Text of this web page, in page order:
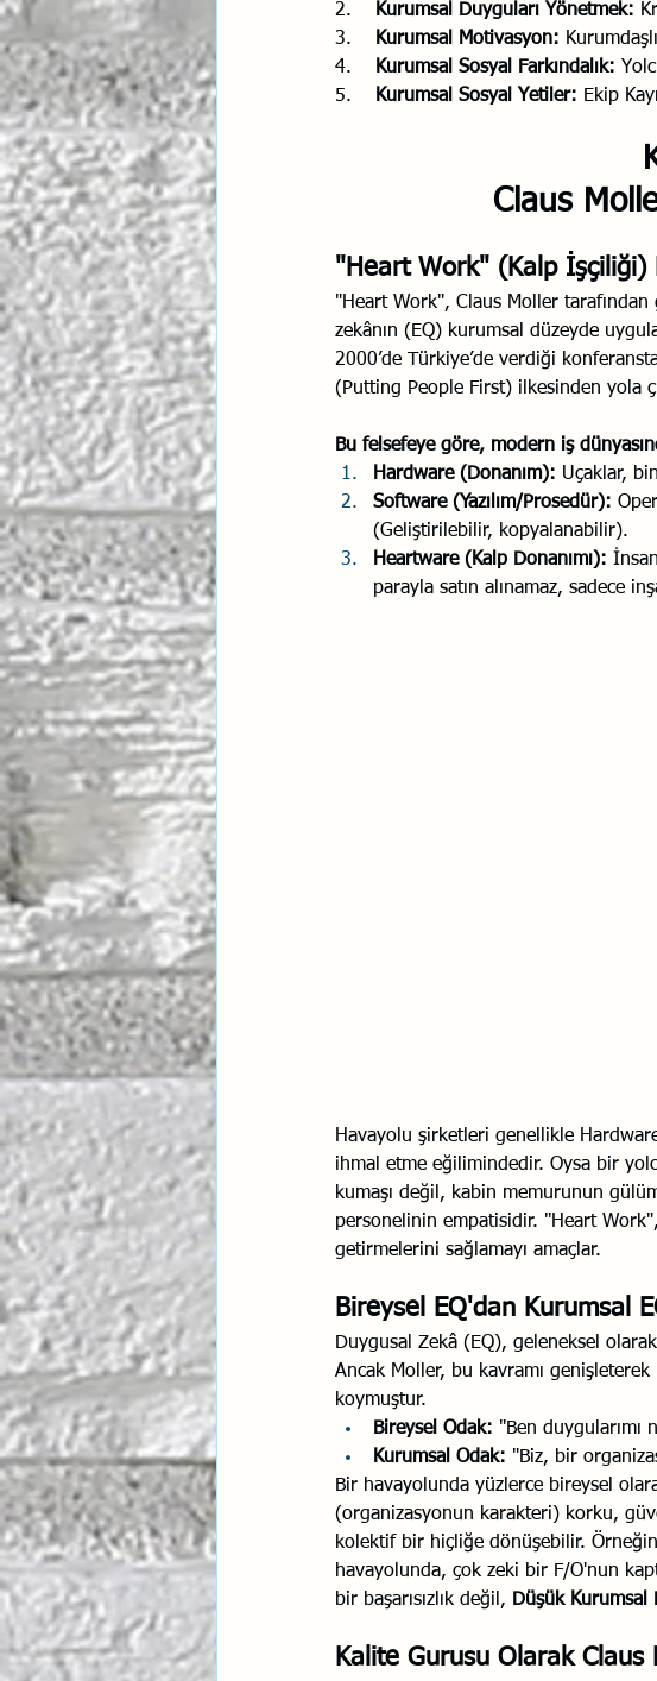
2.
Kurumsal Duyguları Yönetmek:
3.
Kurumsal Motivasyon:
4.
Kurumsal Sosyal Farkındalık:
5.
Kurumsal Sosyal Yetiler: Ekip
Claus
"Heart Work" (Kalp İşçiliği)
"Heart Work", Claus Moller
zekânın (EQ) kurumsal düzeyde
2000’de Türkiye’de verdiği
(Putting People First) ilkesinden yola
Bu felsefeye göre, modern iş
Hardware (Donanım): Uçaklar,
Software (Yazılım/Prosedür):
(Geliştirilebilir, kopyalanabilir).
Heartware (Kalp Donanımı):
parayla satın alınamaz, sadece
Havayolu şirketleri genellikle
ihmal etme eğilimindedir. Oysa bir
kumaşı değil, kabin memurunun
personelinin empatisidir. "Heart
getirmelerini sağlamayı amaçlar.
Bireysel EQ'dan Kurumsal
Duygusal Zekâ (EQ), geleneksel
Ancak Moller, bu kavramı genişleterek
koymuştur.
Bireysel Odak: "Ben duygularımı
Kurumsal Odak: "Biz, bir
Bir havayolunda yüzlerce bireysel
(organizasyonun karakteri) korku,
kolektif bir hiçliğe dönüşebilir.
havayolunda, çok zeki bir F/O'nun
bir başarısızlık değil, Düşük Kurumsal
Kalite Gurusu Olarak Claus